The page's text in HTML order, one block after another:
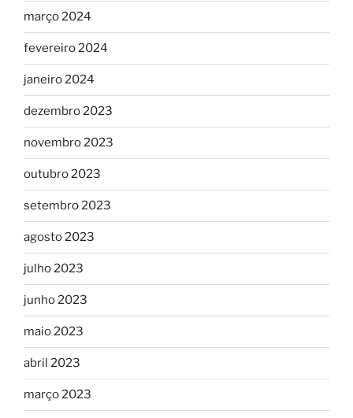
março 2024
fevereiro 2024
janeiro 2024
dezembro 2023
novembro 2023
outubro 2023
setembro 2023
agosto 2023
julho 2023
junho 2023
maio 2023
abril 2023
março 2023